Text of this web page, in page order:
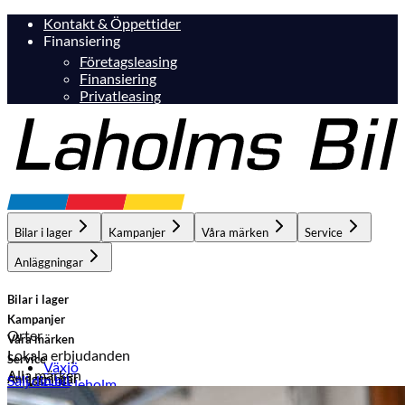
Kontakt & Öppettider
Finansiering
Företagsleasing
Finansiering
Privatleasing
Bilar i lager Kampanjer Våra märken Service
Anläggningar
Bilar i lager
Orter
Växjö
Hässleholm
Ljungby
Kampanjer
Lokala erbjudanden
Laholm
Våra märken
Alla märken
Service
Anläggningar
Sälj din bil